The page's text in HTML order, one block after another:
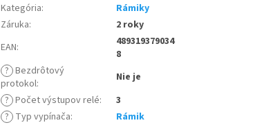
Kategória:
Rámiky
Záruka:
2 roky
EAN:
489319379034
8
? Bezdrôtový
protokol:
Nie je
? Počet výstupov relé:
3
? Typ vypínača:
Rámik